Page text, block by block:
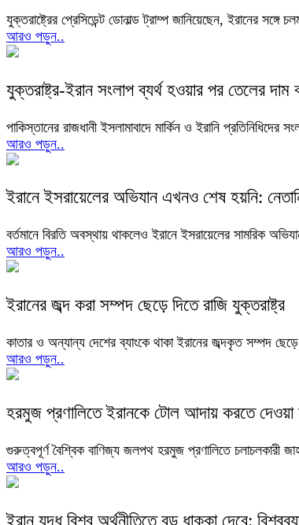
যুক্তরাষ্ট্রের প্রেসিডেন্ট ডোনাল্ড ট্রাম্প জানিয়েছেন, ইরানের
আরও পড়ুন..
যুক্তরাষ্ট্র-ইরান সংলাপ ব্যর্থ হওয়ার পর তেলের
পাকিস্তানের রাজধানী ইসলামাবাদে মার্কিন ও ইরানি
আরও পড়ুন..
ইরানে ইসরায়েলের অভিযান এখনও শেষ হয়নি:
বর্তমানে বিরতি অবস্থায় থাকলেও ইরানে ইসরায়েলের সামরিক
আরও পড়ুন..
ইরানের জব্দ করা সম্পদ ছেড়ে দিতে রাজি যুক্তরাষ্ট্র
কাতার ও অন্যান্য দেশের ব্যাংকে থাকা ইরানের জব্দকৃত সম্পদ
আরও পড়ুন..
হরমুজ প্রণালিতে ইরানকে টোল আদায় করতে দেওয়া
গুরুত্বপূর্ণ বৈশ্বিক বাণিজ্য জলপথ হরমুজ প্রণালিতে চলাচলকারী
আরও পড়ুন..
ইরান যুদ্ধ বিশ্ব অর্থনীতিতে বড় ধাক্কা দেবে: